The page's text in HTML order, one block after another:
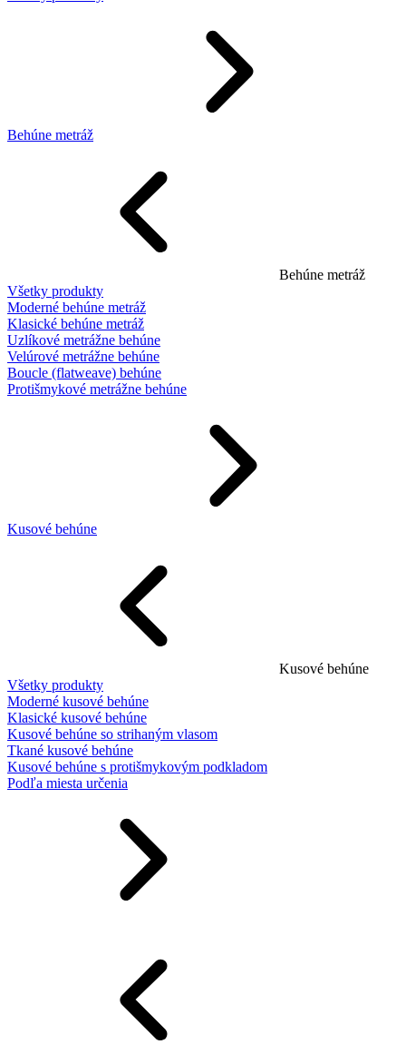
Behúne metráž
Behúne metráž
Všetky produkty
Moderné behúne metráž
Klasické behúne metráž
Uzlíkové metrážne behúne
Velúrové metrážne behúne
Boucle (flatweave) behúne
Protišmykové metrážne behúne
Kusové behúne
Kusové behúne
Všetky produkty
Moderné kusové behúne
Klasické kusové behúne
Kusové behúne so strihaným vlasom
Tkané kusové behúne
Kusové behúne s protišmykovým podkladom
Podľa miesta určenia